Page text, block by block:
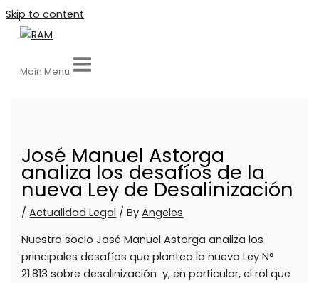
Skip to content
Main Menu
José Manuel Astorga
analiza los desafíos de la
nueva Ley de Desalinización
/Actualidad Legal / ByAngeles
Nuestro socio José Manuel Astorga analiza los
principales desafíos que plantea la nueva Ley N°
21.813 sobre desalinización y, en particular, el rol que